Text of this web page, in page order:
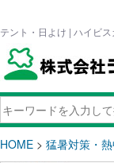
テント・日よけ | ハイビ
HOME > 猛暑対策・